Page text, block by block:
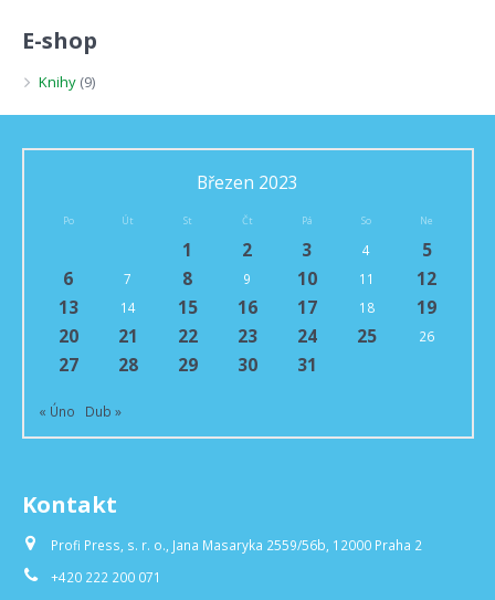
E-shop
Knihy (9)
Březen 2023
Po Út St Čt Pá So Ne
1 2 3 4
5
6
7 8 9 10 11
12
13
14 15 16 17 18
19
20
21 22 23 24 25 26
27 28 29 30 31
« Úno Dub »
Kontakt
Profi Press, s. r. o., Jana Masaryka 2559/56b, 12000 Praha 2
+420 222 200 071